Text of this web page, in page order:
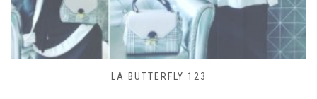
SAC LACET 480